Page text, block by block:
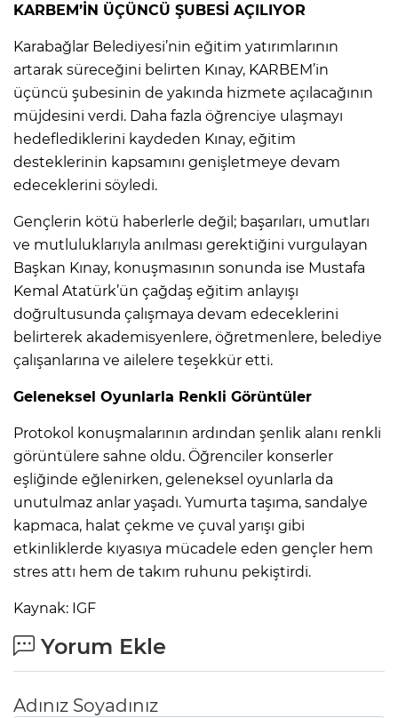
KARBEM’İN ÜÇÜNCÜ ŞUBESİ AÇILIYOR
Karabağlar Belediyesi’nin eğitim yatırımlarının
artarak süreceğini belirten Kınay, KARBEM’in
üçüncü şubesinin de yakında hizmete açılacağının
müjdesini verdi. Daha fazla öğrenciye ulaşmayı
hedeflediklerini kaydeden Kınay, eğitim
desteklerinin kapsamını genişletmeye devam
edeceklerini söyledi.
Gençlerin kötü haberlerle değil; başarıları, umutları
ve mutluluklarıyla anılması gerektiğini vurgulayan
Başkan Kınay, konuşmasının sonunda ise Mustafa
Kemal Atatürk’ün çağdaş eğitim anlayışı
doğrultusunda çalışmaya devam edeceklerini
belirterek akademisyenlere, öğretmenlere, belediye
çalışanlarına ve ailelere teşekkür etti.
Geleneksel Oyunlarla Renkli Görüntüler
Protokol konuşmalarının ardından şenlik alanı renkli
görüntülere sahne oldu. Öğrenciler konserler
eşliğinde eğlenirken, geleneksel oyunlarla da
unutulmaz anlar yaşadı. Yumurta taşıma, sandalye
kapmaca, halat çekme ve çuval yarışı gibi
etkinliklerde kıyasıya mücadele eden gençler hem
stres attı hem de takım ruhunu pekiştirdi.
Kaynak: IGF
Yorum Ekle
Adınız Soyadınız